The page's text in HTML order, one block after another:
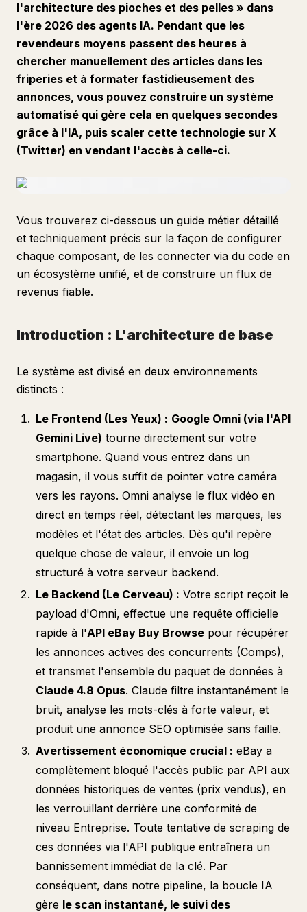
l'architecture des pioches et des pelles » dans
l'ère 2026 des agents IA. Pendant que les
revendeurs moyens passent des heures à
chercher manuellement des articles dans les
friperies et à formater fastidieusement des
annonces, vous pouvez construire un système
automatisé qui gère cela en quelques secondes
grâce à l'IA, puis scaler cette technologie sur X
(Twitter) en vendant l'accès à celle-ci.
Vous trouverez ci-dessous un guide métier détaillé
et techniquement précis sur la façon de configurer
chaque composant, de les connecter via du code en
un écosystème unifié, et de construire un flux de
revenus fiable.
Introduction : L'architecture de base
Le système est divisé en deux environnements
distincts :
Le Frontend (Les Yeux) : Google Omni (via l'API
Gemini Live) tourne directement sur votre
smartphone. Quand vous entrez dans un
magasin, il vous suffit de pointer votre caméra
vers les rayons. Omni analyse le flux vidéo en
direct en temps réel, détectant les marques, les
modèles et l'état des articles. Dès qu'il repère
quelque chose de valeur, il envoie un log
structuré à votre serveur backend.
Le Backend (Le Cerveau) : Votre script reçoit le
payload d'Omni, effectue une requête officielle
rapide à l'API eBay Buy Browse pour récupérer
les annonces actives des concurrents (Comps),
et transmet l'ensemble du paquet de données à
Claude 4.8 Opus. Claude filtre instantanément le
bruit, analyse les mots-clés à forte valeur, et
produit une annonce SEO optimisée sans faille.
Avertissement économique crucial : eBay a
complètement bloqué l'accès public par API aux
données historiques de ventes (prix vendus), en
les verrouillant derrière une conformité de
niveau Entreprise. Toute tentative de scraping de
ces données via l'API publique entraînera un
bannissement immédiat de la clé. Par
conséquent, dans notre pipeline, la boucle IA
gère le scan instantané, le suivi des